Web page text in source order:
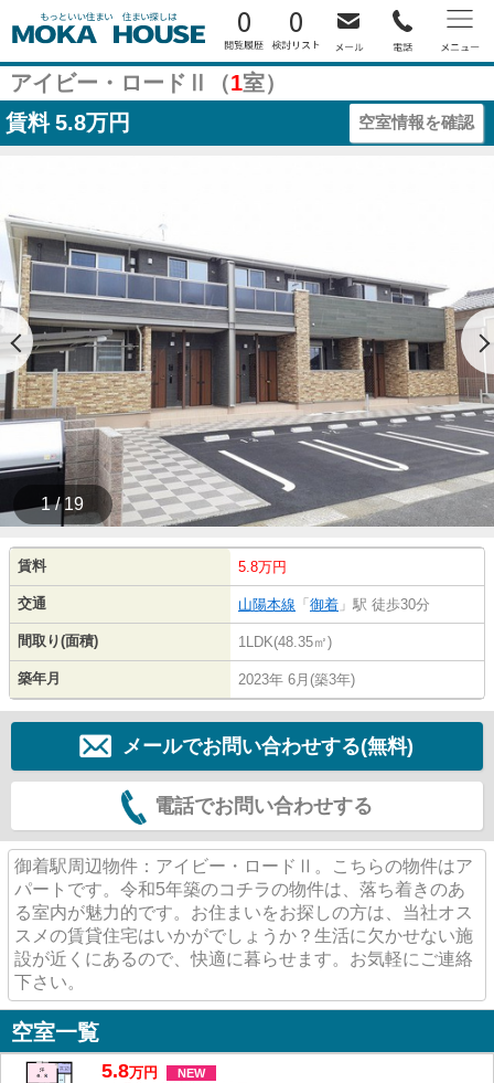
0 0
アイビー・ロードⅡ（1室）
賃料 5.8万円 空室情報を確認
1 / 19
賃料 5.8万円
交通 山陽本線 「 御着 」駅 徒歩30分
間取り(面積) 1LDK(48.35㎡)
築年月 2023年 6月(築3年)
メールでお問い合わせする(無料)
電話でお問い合わせする
御着駅周辺物件：アイビー・ロードⅡ。こちらの物件はア
パートです。令和5年築のコチラの物件は、落ち着きのあ
る室内が魅力的です。お住まいをお探しの方は、当社オス
スメの賃貸住宅はいかがでしょうか？生活に欠かせない施
設が近くにあるので、快適に暮らせます。お気軽にご連絡
下さい。
空室一覧
5.8万円 NEW